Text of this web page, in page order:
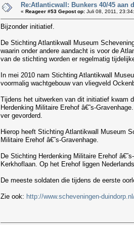
Re:Atlanticwall: Bunkers 40/45 aan
« Reageer #53 Gepost op: Juli 08, 2011,
Bijzonder initiatief.
De Stichting Atlantikwall Museum
waarin onder andere aandacht is voor de
van de stichting worden er regelmatig
In mei 2010 nam Stichting Atlantikwall
voormalig wachtgebouw van vliegveld
Tijdens het uitwerken van dit initiatief kwam
Herdenking Militaire Erehof â€˜s-
ver gevorderd.
Hierop heeft Stichting Atlantikwall Museum
Militaire Erehof â€˜s-Gravenhage.
De Stichting Herdenking Militaire Erehof
Kerkhoflaan. Op het Erehof liggen
De meeste soldaten die tijdens de eerste
Zie ook: http://www.scheveningen-